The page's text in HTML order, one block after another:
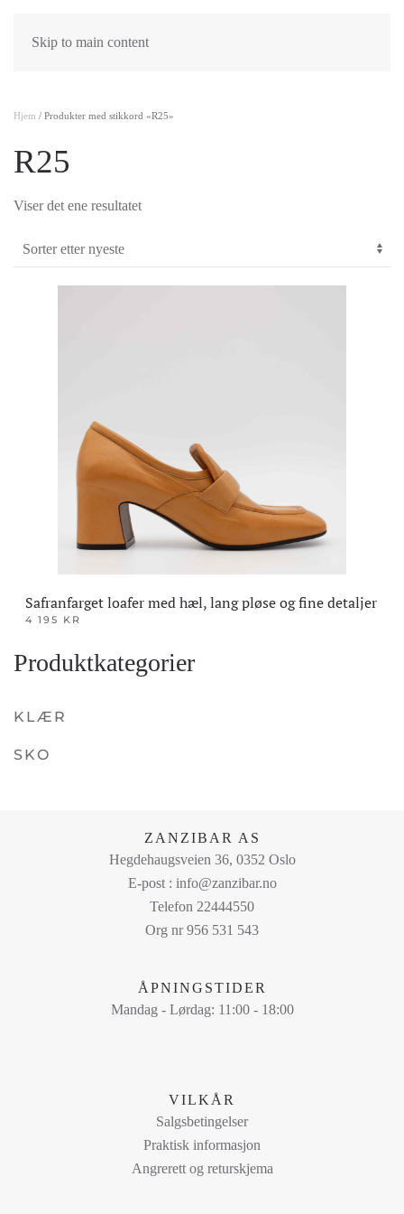
Skip to main content
Hjem / Produkter med stikkord «R25»
R25
Viser det ene resultatet
Safranfarget loafer med hæl, lang pløse og fine detaljer
4 195 KR
produktet
flere
Alternativene
Produktkategorier
KLÆR
SKO
ZANZIBAR AS
Hegdehaugsveien 36, 0352 Oslo
E-post : info@zanzibar.no
Telefon 22444550
Org nr 956 531 543
ÅPNINGSTIDER
Mandag - Lørdag: 11:00 - 18:00
VILKÅR
Salgsbetingelser
Praktisk informasjon
Angrerett og returskjema